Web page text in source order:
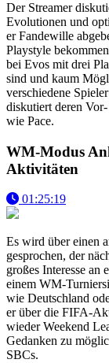
Der Streamer
Evolutionen und
er Fandewille
Playstyle
bei Evos mit drei
sind und kaum
verschiedene
diskutiert deren
wie Pace.
WM-Modus
Aktivitäten
01:25:19
Es wird über einen
gesprochen, der
großes Interesse an
einem WM-
wie Deutschland
er über die FIFA-
wieder Weekend
Gedanken zu
SBCs.